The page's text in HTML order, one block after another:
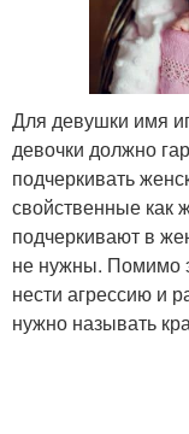
Для девушки имя
девочки должно
подчеркивать
свойственные как
подчеркивают в
не нужны. Помимо
нести агрессию и
нужно называть